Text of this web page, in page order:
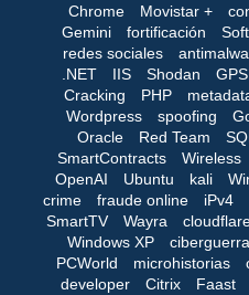
Chrome
Movistar +
Gemini
fortificación
redes sociales
.NET
IIS Shodan GPS
Cracking
PHP
Wordpress
spoofing
Oracle
Red Team
SmartContracts
Wireless
OpenAI
Ubuntu kali
crime
fraude online iPv4
SmartTV
Wayra
Windows XP
ciberguerra
PCWorld
microhistorias
developer
Citrix Faast